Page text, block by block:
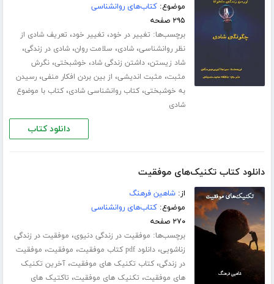
موضوع:کتاب‌های روانشناسی
۲۹۵ صفحه
برچسب‌ها: تغییر در خود، تغییر خود، تعریف شادی از
نظر روانشناسی،شادی، سلامت روان،شادی در زندگی،
شاد زیستن،داشتن زندگی شاد، خوشبختی،نگرش
مثبت، مثبت اندیشی، از بین بردن افکار منفی،رسیدن
به خوشبختی،کتاب روانشناسی شادی،کتاب با موضوع
شادی
دانلود کتاب
دانلود کتاب تکنیک‌های موفقیت
از:شاهین فرهنگ
موضوع:کتاب‌های روانشناسی
۲۷۰ صفحه
برچسب‌ها: موفقیت در زندگی دنیوی، موفقیت در زندگی
زناشویی،دانلود pdf کتاب موفقیت ، موفقیت، موفقیت
در زندگی،کتاب تکنیک های موفقیت،آخرین تکنیک
های موفقیت، تکنیک های موفقیت، تاکتیک های